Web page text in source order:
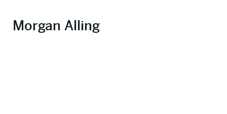
Morgan Alling